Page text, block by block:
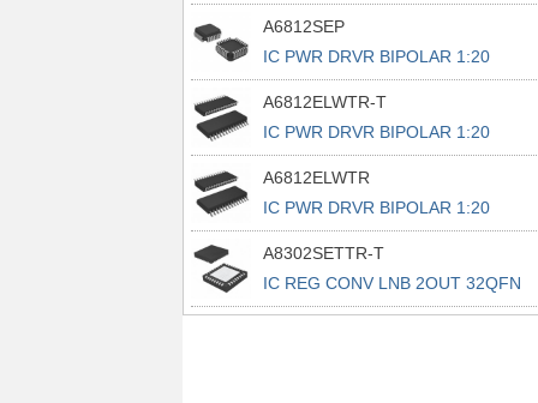
28PLCC
A6812SEP
IC PWR DRVR BIPOLAR 1:20
28PLCC
A6812ELWTR-T
IC PWR DRVR BIPOLAR 1:20
28SOIC
A6812ELWTR
IC PWR DRVR BIPOLAR 1:20
28SOIC
A8302SETTR-T
IC REG CONV LNB 2OUT 32QFN